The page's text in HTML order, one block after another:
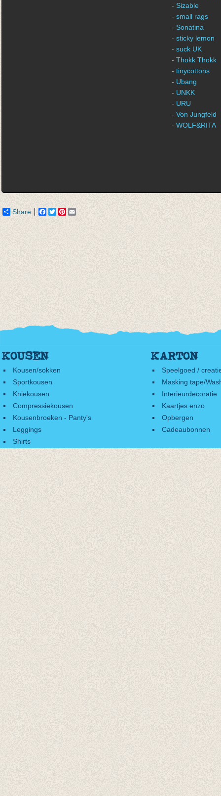
- Sizable
- small rags
- Sonatina
- sticky lemon
- suck UK
- Thokk Thokk
- tinycottons
- Ubang
- UNKK
- URU
- Von Jungfeld
- WOLF&RITA
Share Facebook
TwitterPinterest
KOUSEN
Kousen/sokken
Sportkousen
Kniekousen
Compressiekousen
Kousenbroeken - Panty's
Leggings
Shirts
KARTON
Speelgoed /
Masking tape/
Interieurdecoratie
Kaartjes enzo
Opbergen
Cadeaubonnen